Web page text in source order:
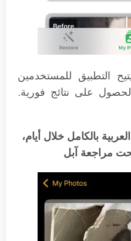
التطبيق للمستخدمين
على نتائج فورية.
بالكامل خلال أيام،
مراجعة آبل